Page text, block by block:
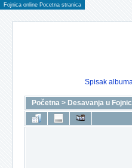
Fojnica online Pocetna stranica
Spisak
Početna > Desavanja u